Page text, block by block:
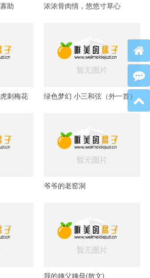
助 浓浓骨肉情，悠悠寸草心
刺梅花
绿色梦幻 小三和弦（外一首）
爷爷的老窑洞
我的姨父姨母(散文)